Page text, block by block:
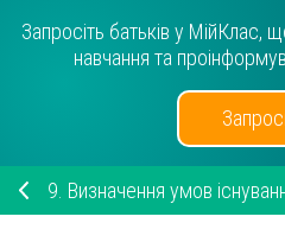
Запросіть батьків у МійКлас,
навчання та
9. Визначення умов